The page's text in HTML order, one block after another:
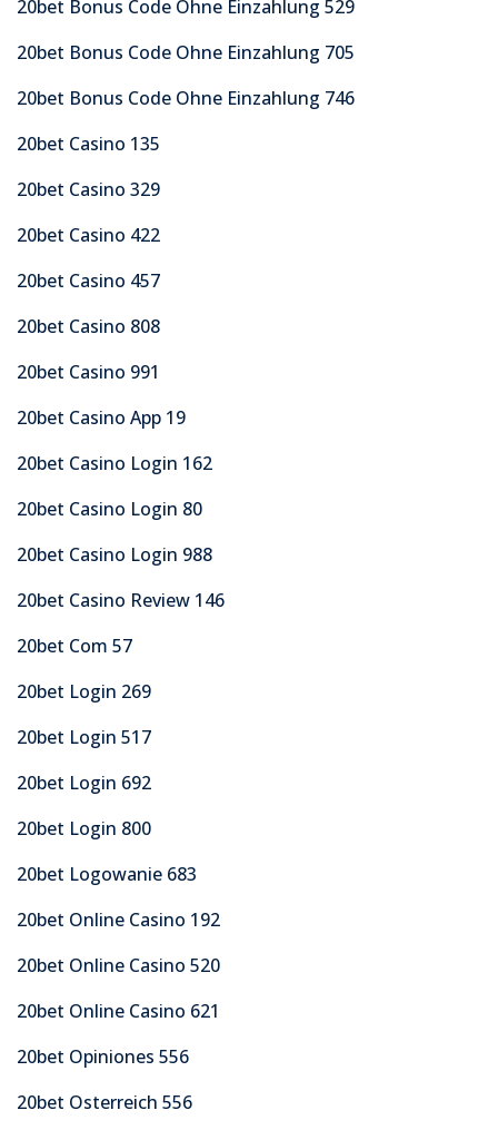
20bet Bonus Code Ohne Einzahlung 529
20bet Bonus Code Ohne Einzahlung 705
20bet Bonus Code Ohne Einzahlung 746
20bet Casino 135
20bet Casino 329
20bet Casino 422
20bet Casino 457
20bet Casino 808
20bet Casino 991
20bet Casino App 19
20bet Casino Login 162
20bet Casino Login 80
20bet Casino Login 988
20bet Casino Review 146
20bet Com 57
20bet Login 269
20bet Login 517
20bet Login 692
20bet Login 800
20bet Logowanie 683
20bet Online Casino 192
20bet Online Casino 520
20bet Online Casino 621
20bet Opiniones 556
20bet Osterreich 556